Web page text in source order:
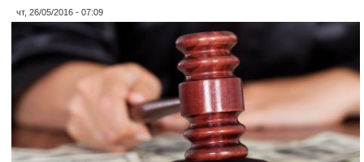
чт, 26/05/2016 - 07:09